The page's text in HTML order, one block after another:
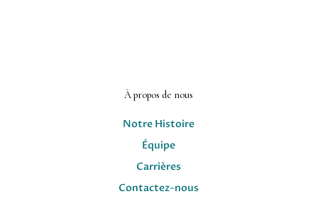
À propos de nous
Notre Histoire
Équipe
Carrières
Contactez-nous